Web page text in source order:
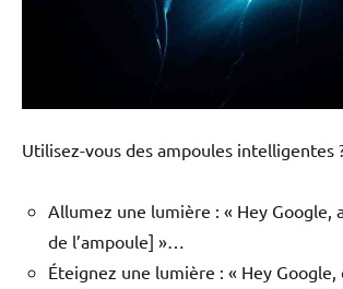
Utilisez-vous des ampoules intelligentes
Allumez une lumière : « Hey Google,
de l’ampoule] »…
Éteignez une lumière : « Hey